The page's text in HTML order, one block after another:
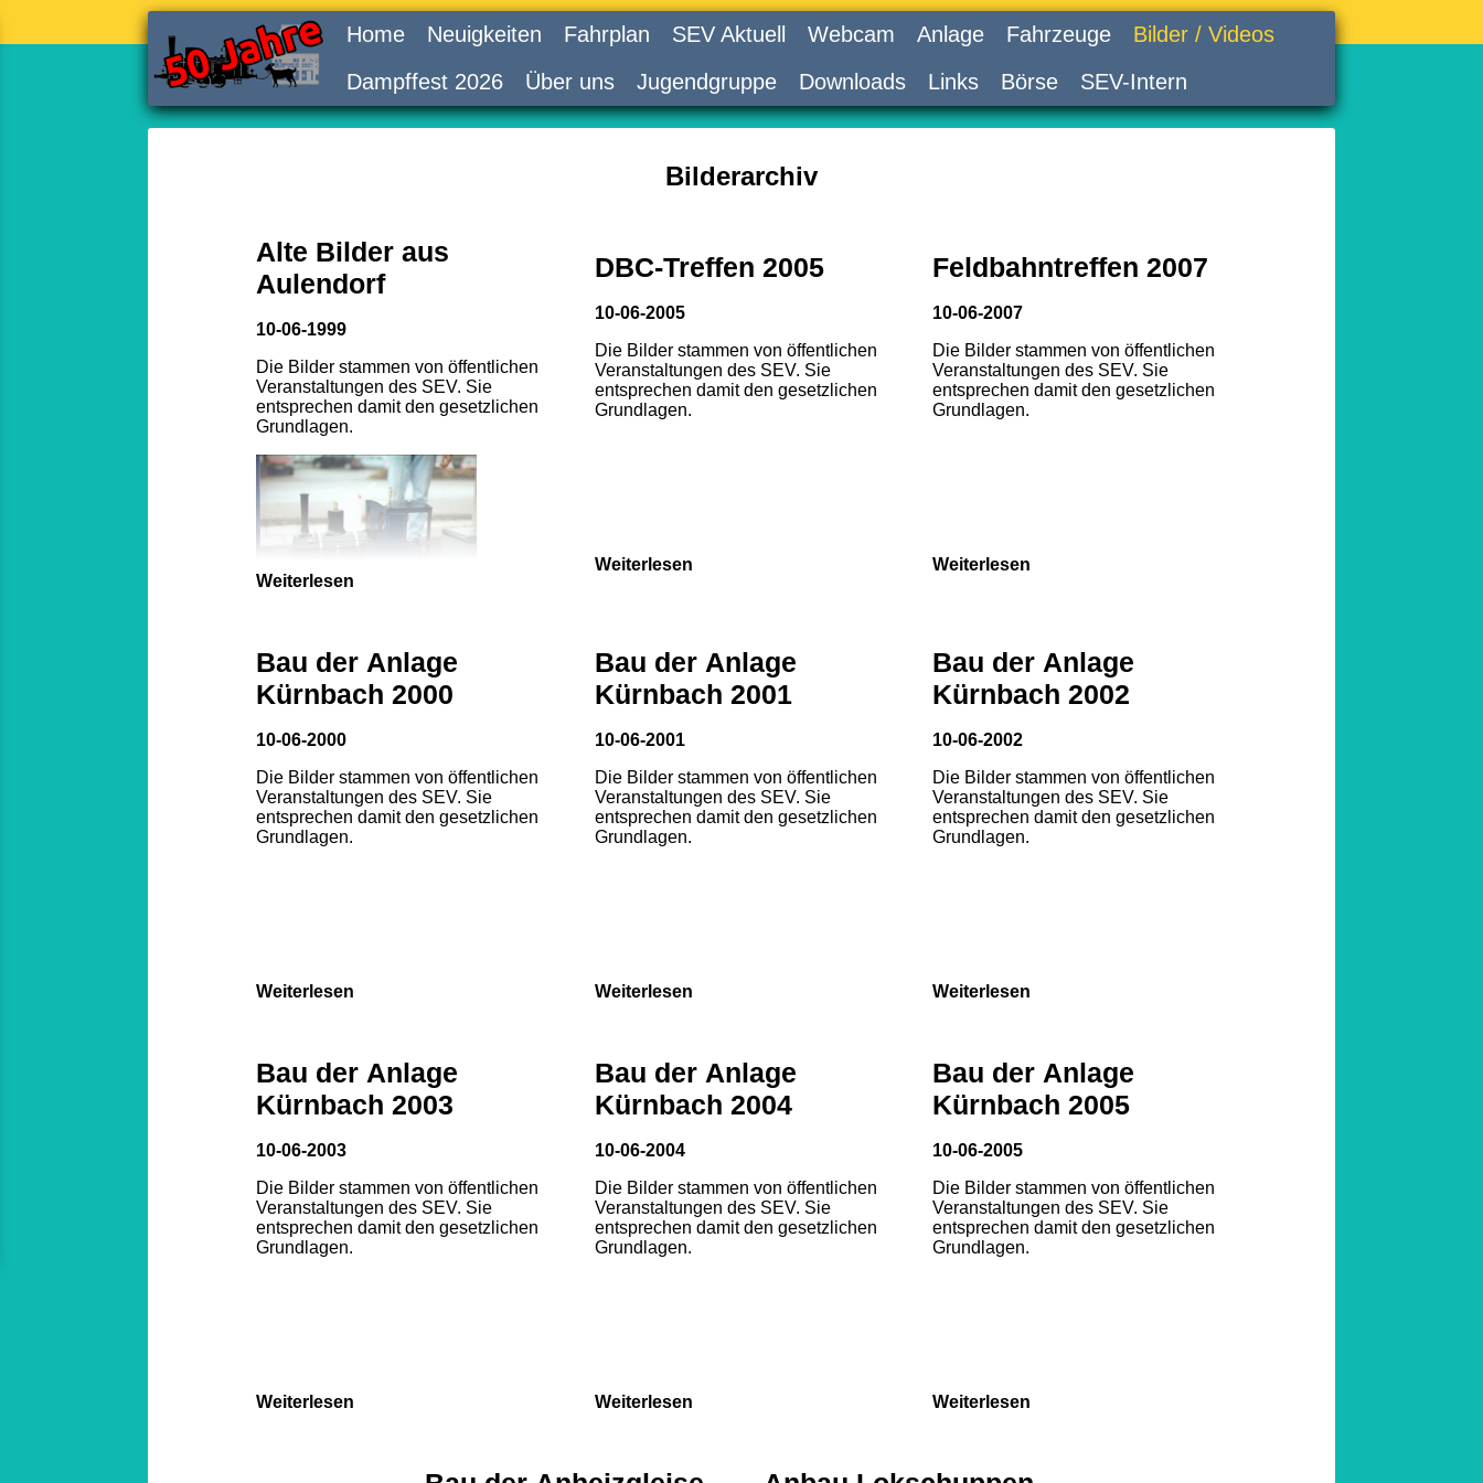
Home Neuigkeiten Fahrplan SEV Aktuell Webcam Anlage Fahrzeuge
Bilder / Videos
Dampffest 2026
Über uns Jugendgruppe Downloads Links Börse SEV-Intern
Bilderarchiv
Alte Bilder aus
Aulendorf
10-06-1999
Die Bilder stammen von öffentlichen
Veranstaltungen des SEV. Sie
entsprechen damit den gesetzlichen
Grundlagen.
Weiterlesen
DBC-Treffen 2005
10-06-2005
Die Bilder stammen von öffentlichen
Veranstaltungen des SEV. Sie
entsprechen damit den gesetzlichen
Grundlagen.
Weiterlesen
Feldbahntreffen 2007
10-06-2007
Die Bilder stammen von öffentlichen
Veranstaltungen des SEV. Sie
entsprechen damit den gesetzlichen
Grundlagen.
4 5
6
8
Weiterlesen
Bau der Anlage
Kürnbach 2000
10-06-2000
Die Bilder stammen von öffentlichen
Veranstaltungen des SEV. Sie
entsprechen damit den gesetzlichen
Grundlagen.
Weiterlesen
Bau der Anlage
Kürnbach 2001
10-06-2001
Die Bilder stammen von öffentlichen
Veranstaltungen des SEV. Sie
entsprechen damit den gesetzlichen
Grundlagen.
Weiterlesen
Bau der Anlage
Kürnbach 2002
10-06-2002
Die Bilder stammen von öffentlichen
Veranstaltungen des SEV. Sie
entsprechen damit den gesetzlichen
Grundlagen.
2 3
Weiterlesen
Bau der Anlage
Kürnbach 2003
10-06-2003
Die Bilder stammen von öffentlichen
Veranstaltungen des SEV. Sie
entsprechen damit den gesetzlichen
Grundlagen.
Weiterlesen
Bau der Anlage
Kürnbach 2004
10-06-2004
Die Bilder stammen von öffentlichen
Veranstaltungen des SEV. Sie
entsprechen damit den gesetzlichen
Grundlagen.
Weiterlesen
Bau der Anlage
Kürnbach 2005
10-06-2005
Die Bilder stammen von öffentlichen
Veranstaltungen des SEV. Sie
entsprechen damit den gesetzlichen
Grundlagen.
Weiterlesen